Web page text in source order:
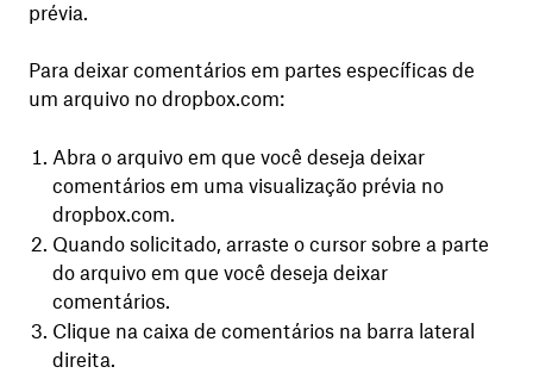
prévia.
Para deixar comentários em partes específicas de
um arquivo no dropbox.com:
Abra o arquivo em que você deseja deixar
comentários em uma visualização prévia no
dropbox.com.
Quando solicitado, arraste o cursor sobre a parte
do arquivo em que você deseja deixar
comentários.
Clique na caixa de comentários na barra lateral
direita.